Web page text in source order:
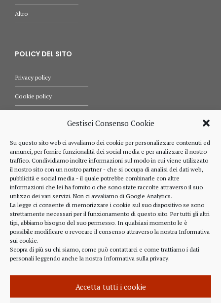
Gestisci Consenso Cookie
Su questo sito web ci avvaliamo dei cookie per personalizzare contenuti ed
annunci, per fornire funzionalità dei social media e per analizzare il nostro
traffico. Condividiamo inoltre informazioni sul modo in cui viene utilizzato
il nostro sito con un nostro partner - che si occupa di analisi dei dati web,
pubblicità e social media - il quale potrebbe combinarle con altre
informazioni che lei ha fornito o che sono state raccolte attraverso il suo
utilizzo dei vari servizi. Non ci avvaliamo di Google Analytics.
La legge ci consente di memorizzare i cookie sul suo dispositivo se sono
strettamente necessari per il funzionamento di questo sito. Per tutti gli altri
tipi, abbiamo bisogno del suo permesso. In qualsiasi momento le è
possibile modificare o revocare il consenso attraverso la nostra Informativa
sui cookie.
Scopra di più su chi siamo, come può contattarci e come trattiamo i dati
personali leggendo anche la nostra Informativa sulla privacy.
Accetta tutti i cookie
Altro
POLICY DEL SITO
Privacy policy
Cookie policy
Comunicazioni
RIFERIMENTI
328 4643900
RZZ LRT 72M24 B111O